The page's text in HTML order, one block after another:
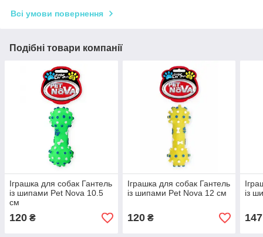
Всі умови повернення
Подібні товари компанії
Іграшка для собак Гантель
із шипами Pet Nova 10.5
см
120 ₴
Іграшка для собак Гантель
із шипами Pet Nova 12 см
120₴
із
147